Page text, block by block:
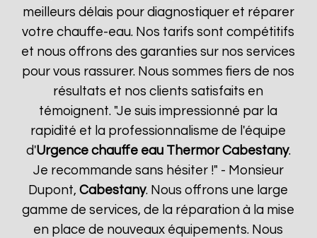
meilleurs délais pour diagnostiquer et réparer
votre chauffe-eau. Nos tarifs sont compétitifs
et nous offrons des garanties sur nos services
pour vous rassurer. Nous sommes fiers de nos
résultats et nos clients satisfaits en
témoignent. "Je suis impressionné par la
rapidité et la professionnalisme de l'équipe
d'Urgence chauffe eau Thermor Cabestany.
Je recommande sans hésiter !" - Monsieur
Dupont,Cabestany. Nous offrons une large
gamme de services, de la réparation à la mise
en place de nouveaux équipements. Nous